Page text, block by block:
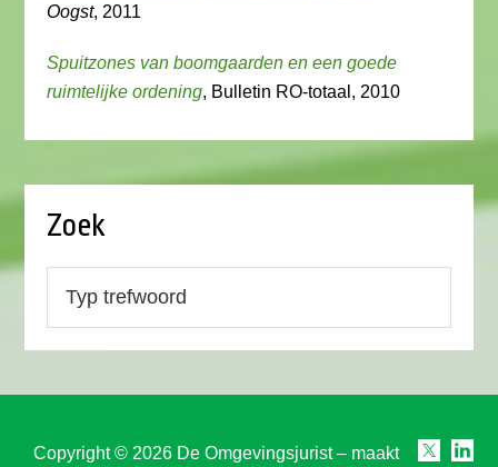
Oogst, 2011
Spuitzones van boomgaarden en een goede
ruimtelijke ordening, Bulletin RO-totaal, 2010
Zoek
Copyright © 2026 De Omgevingsjurist – maakt